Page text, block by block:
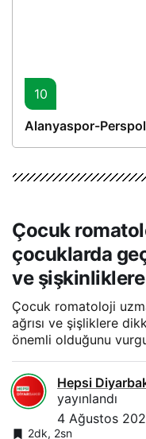
10
Alanyaspor-
Çocuk
çocuklarda
ve
Çocuk romatoloji
ağrısı ve şişliklere
önemli olduğunu
Hepsi
yayınlandı
4 Ağustos
2dk, 2sn